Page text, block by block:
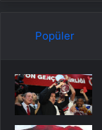
Popüler